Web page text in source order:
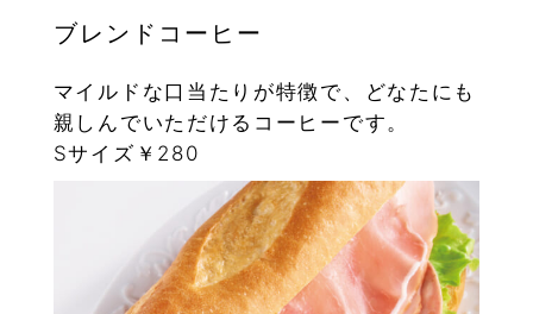
ブレンドコーヒー
マイルドな口当たりが特徴で、どなたにも
親しんでいただけるコーヒーです。
Sサイズ￥280